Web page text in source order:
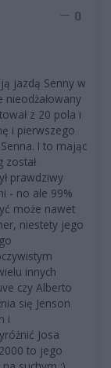
0
jazdą Senny w
nieodżałowany
z 20 pola i
i pierwszego
I to mając
został
prawdziwy
- no ale 99%
może nawet
niestety jego
innych
czy Alberto
się Jenson
i
Josa
to jego